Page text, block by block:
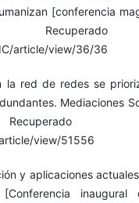
[conferencia
article/view/36/36
la red de redes se
Mediaciones
view/51556
y aplicaciones
inaugural